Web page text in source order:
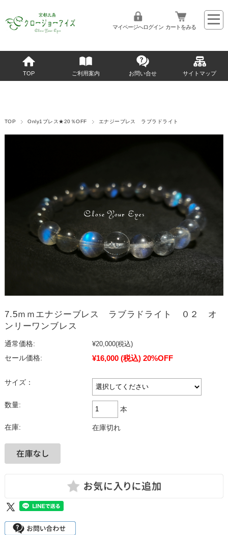
マイページへログイン カートをみる
TOP ご利用案内 お問い合せ サイトマップ
TOP Only1ブレス★20％OFF エナジーブレス ラブラドライト
7.5ｍｍエナジーブレス ラブラドライト ０２ オ
ンリーワンブレス
通常価格: ¥20,000(税込)
セール価格:
¥16,000 (税込) 20%OFF
サイズ：
数量:
本
在庫: 在庫切れ